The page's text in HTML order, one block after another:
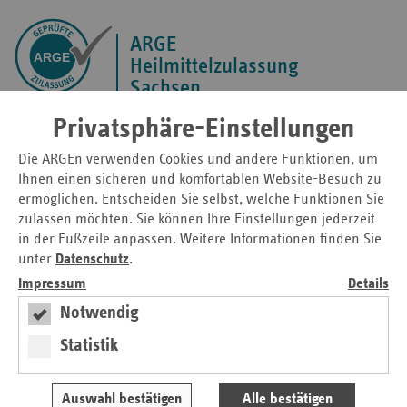
Privatsphäre-Einstellungen
Die ARGEn verwenden Cookies und andere Funktionen, um
Ihnen einen sicheren und komfortablen Website-Besuch zu
ermöglichen. Entscheiden Sie selbst, welche Funktionen Sie
zulassen möchten. Sie können Ihre Einstellungen jederzeit
in der Fußzeile anpassen. Weitere Informationen finden Sie
unter Datenschutz.
Impressum
Details
Notwendig
Statistik
Auswahl bestätigen Alle bestätigen
Kontrastmodus
aktivieren
Schriftgröße
anpassen
ARGE
Heilmittelzulassung
Sachsen
Startseite Die ARGEn Sachsen
Sachsen